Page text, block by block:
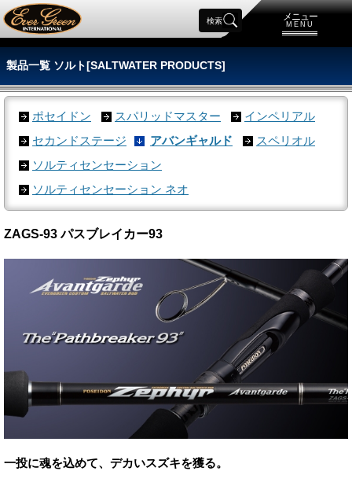
メニュー
MENU
検索
製品一覧 ソルト[SALTWATER PRODUCTS]
ポセイドン スパリッドマスター
インペリアル
セカンドステージ
アバンギャルド
スペリオル
ソルティセンセーション
ソルティセンセーション ネオ
ZAGS-93 パスブレイカー93
一投に魂を込めて、デカいスズキを獲る。